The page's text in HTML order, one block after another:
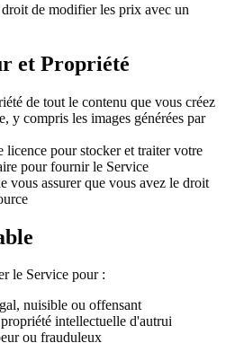
de modifier les prix avec un
et Propriété
de tout le contenu que vous créez
y compris les images générées par
licence pour stocker et traiter votre
pour fournir le Service
vous assurer que vous avez le droit
le Service pour :
nuisible ou offensant
intellectuelle d'autrui
ou frauduleux